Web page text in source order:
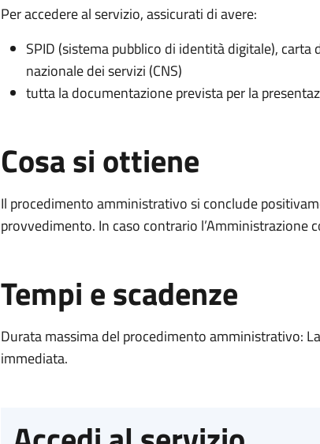
Per accedere al servizio, assicurati di avere:
SPID (sistema pubblico di identità digitale), carta
nazionale dei servizi (CNS)
tutta la documentazione prevista per la
Cosa si ottiene
Il procedimento amministrativo si conclude
provvedimento. In caso contrario l’Amministrazione
Tempi e scadenze
Durata massima del procedimento amministrativo:
immediata.